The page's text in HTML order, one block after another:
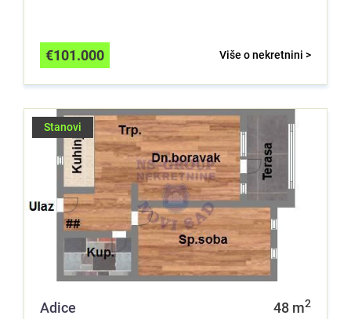
Više o nekretnini >
€101.000
Stanovi
Adice 48 m2